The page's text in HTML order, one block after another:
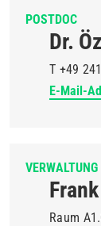
POSTDOC
Dr.
T +49
E-Mail-
Raum